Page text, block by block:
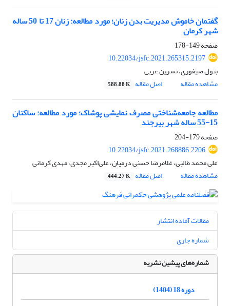
گفتمان خاموش مدیریت بدن زنان؛ مورد مطالعه: زنان 17 تا 50 ساله
شهر کرمان
صفحه149-178
10.22034/jsfc.2021.265315.2197
بتول صیفوری، نسرین عربی
مشاهده مقاله
اصل مقاله 588.88 K
مطالعه جامعه‌شناختی مصرف نمایشی پوشاک؛ مورد مطالعه: ساکنان
15-55 ساله شهر بیرجند
صفحه179-204
10.22034/jsfc.2021.268886.2206
علی محمد طالبی، غلامرضا حسنی درمیان، علی‌اکبر مجدی، مهدی کرمانی
مشاهده مقاله
اصل مقاله 444.27 K
مقالات آماده انتشار
شماره جاری
شماره‌های پیشین نشریه
دوره 18 (1404)